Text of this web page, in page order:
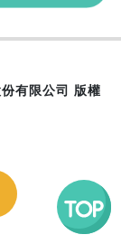
有限公司 版權